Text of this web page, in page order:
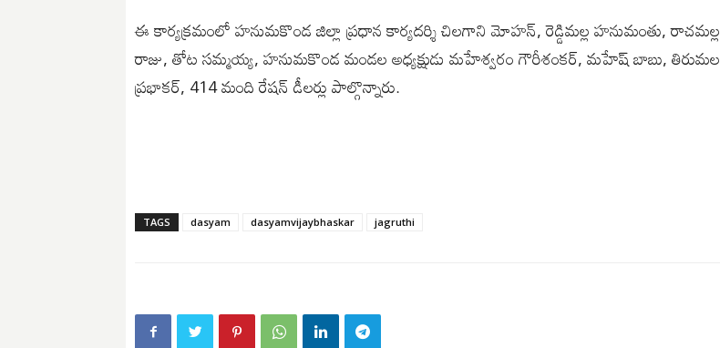
ఈ కార్యక్రమంలో హనుమకొండ జిల్లా ప్రధాన కార్యదర్శి చిలగాని మోహన్, రెడ్డిమల్ల హనుమంతు, రాచమల్ల
రాజు, తోట సమ్మయ్య, హనుమకొండ మండల అధ్యక్షుడు మహేశ్వరం గౌరీశంకర్, మహేష్ బాబు, తిరుమల
ప్రభాకర్, 414 మంది రేషన్ డీలర్లు పాల్గొన్నారు.
TAGS dasyam dasyamvijaybhaskar jagruthi